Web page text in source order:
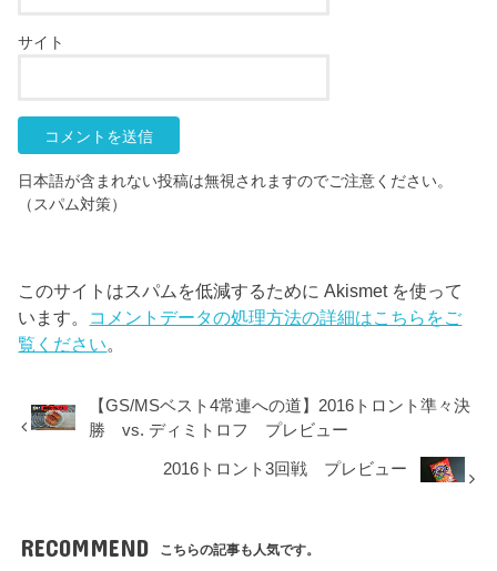
サイト
日本語が含まれない投稿は無視されますのでご注意ください。
（スパム対策）
このサイトはスパムを低減するために Akismet を使って
います。 コメントデータの処理方法の詳細はこちらをご
覧ください。
【GS/MSベスト4常連への道】2016トロント準々決
勝 vs. ディミトロフ プレビュー
2016トロント3回戦 プレビュー
RECOMMEND こちらの記事も人気です。